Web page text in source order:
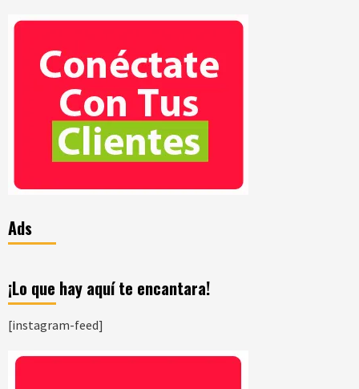
Ads
¡Lo que hay aquí te encantara!
[instagram-feed]